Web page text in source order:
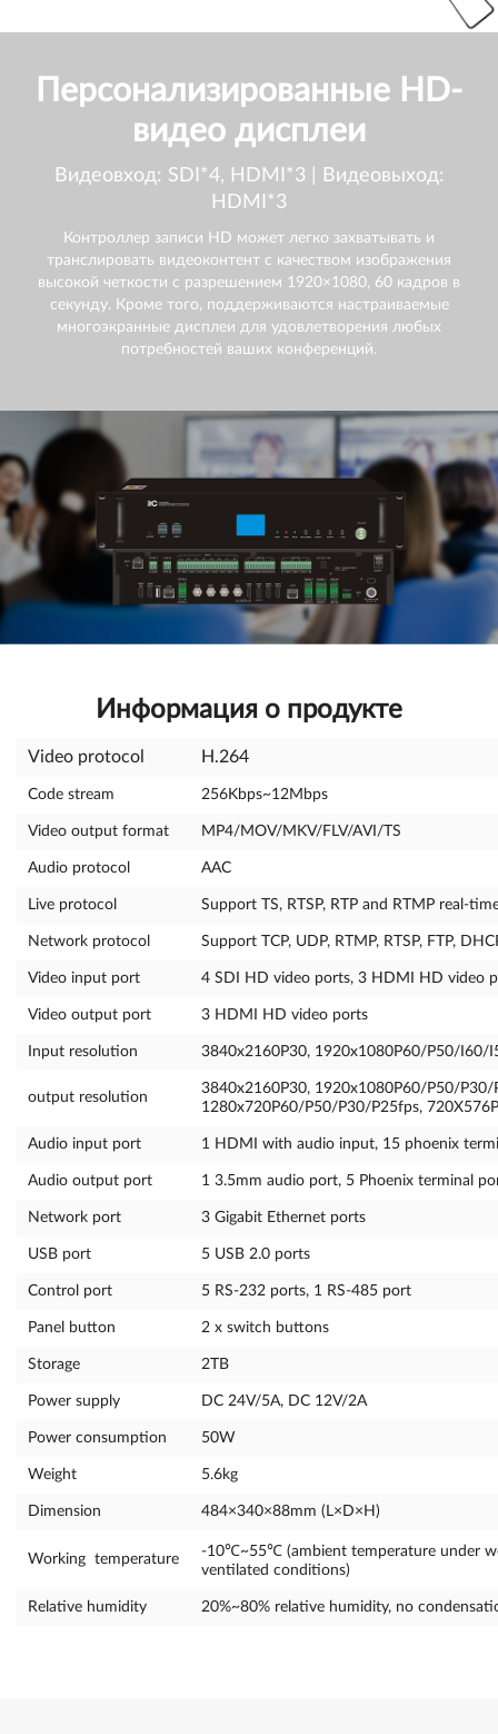
Персонализированные HD-
видео дисплеи
Видеовход: SDI*4, HDMI*3 | Видеовыход:
HDMI*3
Контроллер записи HD может легко захватывать и
транслировать видеоконтент с качеством изображения
высокой четкости с разрешением 1920×1080, 60 кадров в
секунду. Кроме того, поддерживаются настраиваемые
многоэкранные дисплеи для удовлетворения любых
потребностей ваших конференций.
Информация о продукте
Video protocol H.264
Code stream 256Kbps~12Mbps
Video output format MP4/MOV/MKV/FLV/AVI/TS
Audio protocol AAC
Live protocol Support TS, RTSP, RTP and RTMP real-
Network protocol Support TCP, UDP, RTMP, RTSP, FTP,
Video input port 4 SDI HD video ports, 3 HDMI HD video
Video output port 3 HDMI HD video ports
Input resolution 3840x2160P30, 1920x1080P60/P50/I60/
output resolution
3840x2160P30, 1920x1080P60/P50/
1280x720P60/P50/P30/P25fps,
Audio input port 1 HDMI with audio input, 15 phoenix
Audio output port 1 3.5mm audio port, 5 Phoenix terminal
Network port 3 Gigabit Ethernet ports
USB port 5 USB 2.0 ports
Control port 5 RS-232 ports, 1 RS-485 port
Panel button 2 x switch buttons
Storage 2TB
Power supply DC 24V/5A, DC 12V/2A
Power consumption 50W
Weight 5.6kg
Dimension 484×340×88mm (L×D×H)
Working temperature
-10℃~55℃ (ambient temperature under
ventilated conditions)
Relative humidity 20%~80% relative humidity, no